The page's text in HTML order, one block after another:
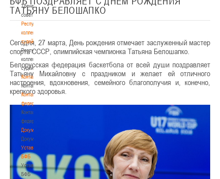
Тренерский
совет
Республиканская
коллегия
судей
Республиканская
коллегия
судей
Контакты
Контакты
Контакты
федерации
Контакты
федерации
Документы
Документы
Устав
БФБ
Устав
БФБ
ТАТЬЯНУ БЕЛОШАПКО
Сегодня, 27 марта, День рождения отмечает заслуженный мастер
спорта СССР, олимпийская чемпионка Татьяна Белошапко.
Белорусская федерация баскетбола от всей души поздравляет
Татьяну Михайловну с праздником и желает ей отличного
настроения, вдохновения, семейного благополучия и, конечно,
крепкого здоровья.